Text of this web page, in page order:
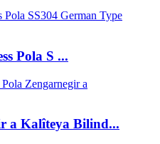
Pola S ...
a Kalîteya Bilind...